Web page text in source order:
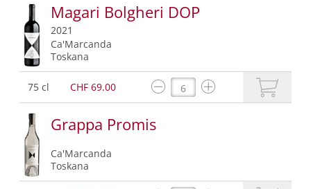
Magari Bolgheri DOP
2021
Ca'Marcanda
Toskana
75 cl CHF 69.00
Grappa Promis
Ca'Marcanda
Toskana